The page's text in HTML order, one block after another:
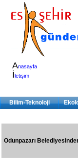
Anasayfa
İletişim
Bilim-Teknoloji
Odunpazarı